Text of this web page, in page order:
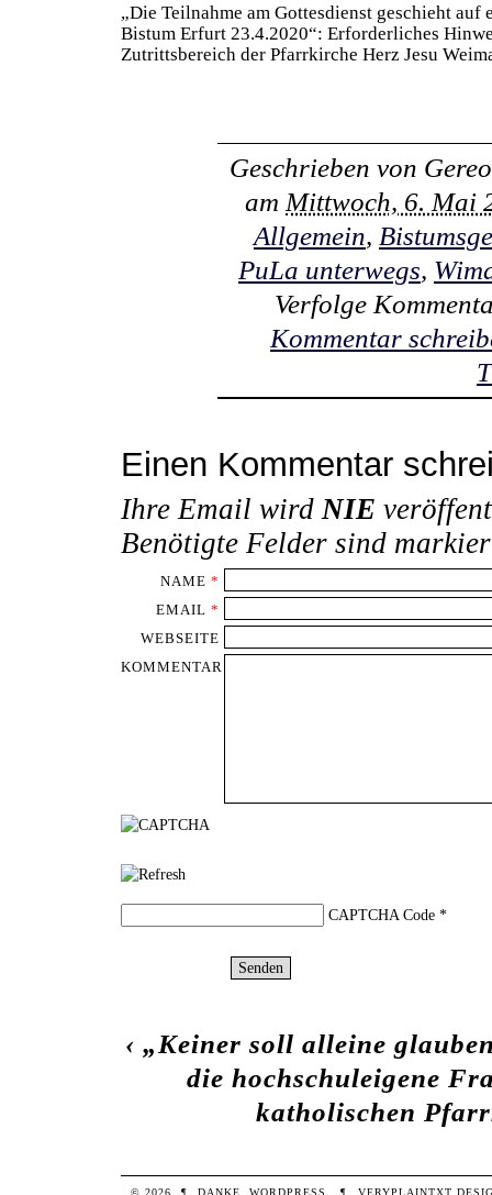
„Die Teilnahme am Gottesdienst geschieht auf
Bistum Erfurt 23.4.2020“: Erforderliches
Zutrittsbereich der Pfarrkirche Herz Jesu
Geschrieben von
am Mittwoch, 6. Mai
Allgemein,
PuLa unterwegs,
Verfolge
Kommentar
Einen Kommentar
Ihre Email wird NIE
Benötigte Felder sind
NAME *
EMAIL *
WEBSEITE
KOMMENTAR
CAPTCHA Code*
‹ „Keiner soll alleine
die hochschuleigene
katholischen
© 2026 ¶ DANKE,WORDPRESS ¶ VERYPLAINTXT